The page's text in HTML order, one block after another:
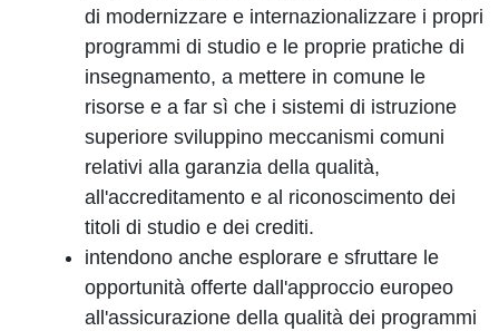
di modernizzare e internazionalizzare i propri
programmi di studio e le proprie pratiche di
insegnamento, a mettere in comune le
risorse e a far sì che i sistemi di istruzione
superiore sviluppino meccanismi comuni
relativi alla garanzia della qualità,
all'accreditamento e al riconoscimento dei
titoli di studio e dei crediti.
intendono anche esplorare e sfruttare le
opportunità offerte dall'approccio europeo
all'assicurazione della qualità dei programmi